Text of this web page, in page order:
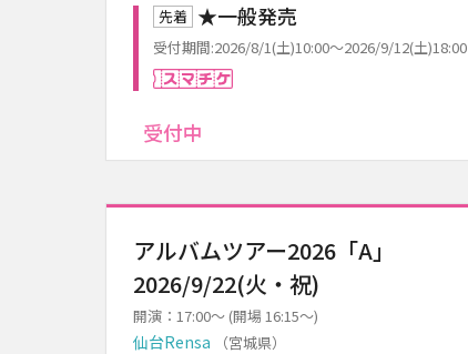
先着 ★一般発売
受付期間:2026/8/1(土)10:00～2026/9/12(土)18:00
受付中
アルバムツアー2026「A」
2026/9/22(火・祝)
開演：17:00～ (開場 16:15～)
仙台Rensa （宮城県）